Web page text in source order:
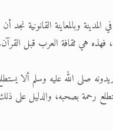
المدينة وبالمعاينة القانونية
فهذه هي ثقافة العرب قبل
صلى الله عليه وسلم ألا
رحمة بصحبه، والدليل على